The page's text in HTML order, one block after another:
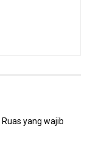
Ruas yang wajib